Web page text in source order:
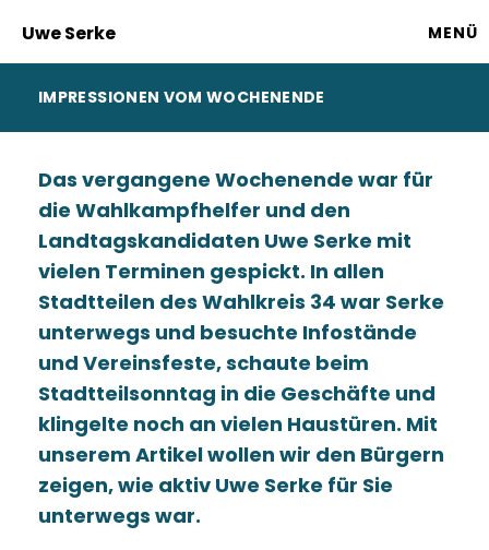
Uwe Serke MENÜ
IMPRESSIONEN VOM WOCHENENDE
Das vergangene Wochenende war für
die Wahlkampfhelfer und den
Landtagskandidaten Uwe Serke mit
vielen Terminen gespickt. In allen
Stadtteilen des Wahlkreis 34 war Serke
unterwegs und besuchte Infostände
und Vereinsfeste, schaute beim
Stadtteilsonntag in die Geschäfte und
klingelte noch an vielen Haustüren. Mit
unserem Artikel wollen wir den Bürgern
zeigen, wie aktiv Uwe Serke für Sie
unterwegs war.